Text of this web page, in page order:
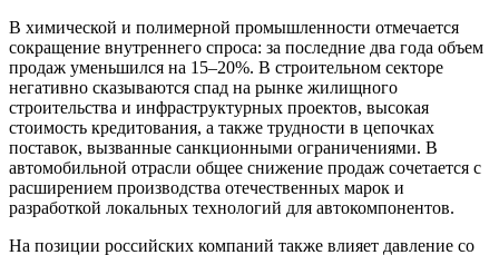
В химической и полимерной промышленности отмечается
сокращение внутреннего спроса: за последние два года объем
продаж уменьшился на 15–20%. В строительном секторе
негативно сказываются спад на рынке жилищного
строительства и инфраструктурных проектов, высокая
стоимость кредитования, а также трудности в цепочках
поставок, вызванные санкционными ограничениями. В
автомобильной отрасли общее снижение продаж сочетается с
расширением производства отечественных марок и
разработкой локальных технологий для автокомпонентов.
На позиции российских компаний также влияет давление со